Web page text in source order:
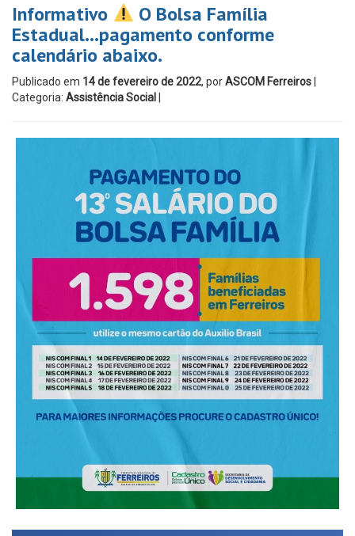
Informativo
O Bolsa Família
Estadual…pagamento conforme
calendário abaixo.
Publicado em 14 de fevereiro de 2022, porASCOM Ferreiros
Categoria: Assistência Social